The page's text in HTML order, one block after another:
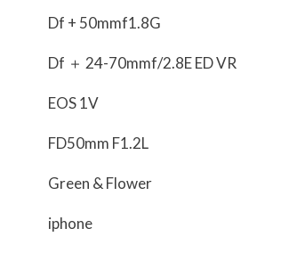
Df + 50mmf1.8G
Df ＋ 24-70mmf/2.8E ED VR
EOS 1V
FD50mm F1.2L
Green & Flower
iphone